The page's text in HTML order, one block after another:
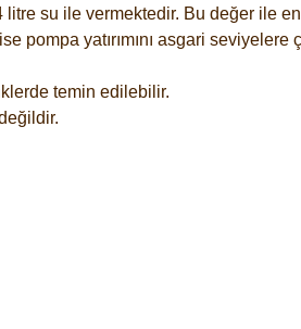
litre su ile vermektedir. Bu değer ile
pompa yatırımını asgari seviyelere
temin edilebilir.